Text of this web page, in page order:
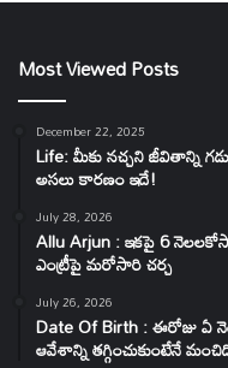
Most Viewed Posts
December 22, 2025
Life: మీకు నచ్చని జీవితాన్ని
అసలు కారణం ఇదే!
July 28, 2026
Allu Arjun : ఇకపై 6
ఎంట్రీపై మరోసారి చర్చ
July 26, 2026
Date Of Birth : ఈరోజు ఏ
ఆవేశాన్ని తగ్గించుకుంటేనే